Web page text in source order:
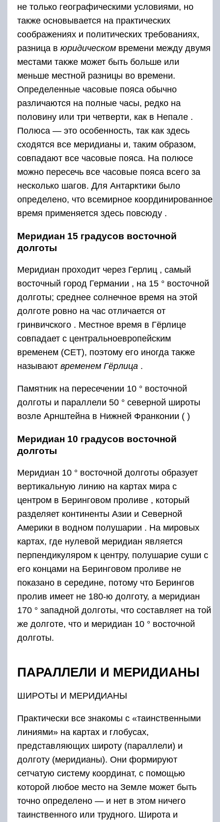
не только географическими условиями, но
также основывается на практических
соображениях и политических требованиях,
разница в юридическом времени между двумя
местами также может быть больше или
меньше местной разницы во времени.
Определенные часовые пояса обычно
различаются на полные часы, редко на
половину или три четверти, как в Непале .
Полюса — это особенность, так как здесь
сходятся все меридианы и, таким образом,
совпадают все часовые пояса. На полюсе
можно пересечь все часовые пояса всего за
несколько шагов. Для Антарктики было
определено, что всемирное координированное
время применяется здесь повсюду .
Меридиан 15 градусов восточной
долготы
Меридиан проходит через Герлиц , самый
восточный город Германии , на 15 ° восточной
долготы; среднее солнечное время на этой
долготе ровно на час отличается от
гринвичского . Местное время в Гёрлице
совпадает с центральноевропейским
временем (CET), поэтому его иногда также
называют временем Гёрлица .
Памятник на пересечении 10 ° восточной
долготы и параллели 50 ° северной широты
возле Арнштейна в Нижней Франконии ( )
Меридиан 10 градусов восточной
долготы
Меридиан 10 ° восточной долготы образует
вертикальную линию на картах мира с
центром в Беринговом проливе , который
разделяет континенты Азии и Северной
Америки в водном полушарии . На мировых
картах, где нулевой меридиан является
перпендикуляром к центру, полушарие суши с
его концами на Беринговом проливе не
показано в середине, потому что Берингов
пролив имеет не 180-ю долготу, а меридиан
170 ° западной долготы, что составляет на той
же долготе, что и меридиан 10 ° восточной
долготы.
ПАРАЛЛЕЛИ И МЕРИДИАНЫ
ШИРОТЫ И МЕРИДИАНЫ
Практически все знакомы с «таинственными
линиями» на картах и глобусах,
представляющих широту (параллели) и
долготу (меридианы). Они формируют
сетчатую систему координат, с помощью
которой любое место на Земле может быть
точно определено — и нет в этом ничего
таинственного или трудного. Широта и